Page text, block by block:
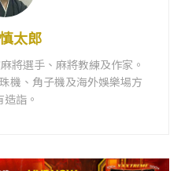
太郎
將選手、麻將教練及作家。
機、角子機及海外娛樂場方
造詣。